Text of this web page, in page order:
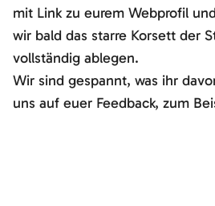
mit Link zu eurem Webprofil
wir bald das starre Korsett der
vollständig ablegen.
Wir sind gespannt, was ihr
uns auf euer Feedback, zum